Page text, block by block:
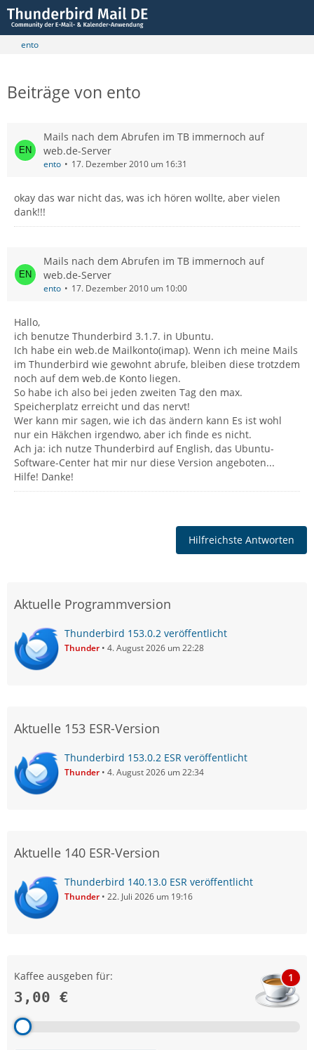
ento
Beiträge von ento
Mails nach dem Abrufen im TB immernoch auf
web.de-Server
ento 17. Dezember 2010 um 16:31
okay das war nicht das, was ich hören wollte, aber vielen
dank!!!
Mails nach dem Abrufen im TB immernoch auf
web.de-Server
ento 17. Dezember 2010 um 10:00
Hallo,
ich benutze Thunderbird 3.1.7. in Ubuntu.
Ich habe ein web.de Mailkonto(imap). Wenn ich meine Mails
im Thunderbird wie gewohnt abrufe, bleiben diese trotzdem
noch auf dem web.de Konto liegen.
So habe ich also bei jeden zweiten Tag den max.
Speicherplatz erreicht und das nervt!
Wer kann mir sagen, wie ich das ändern kann Es ist wohl
nur ein Häkchen irgendwo, aber ich finde es nicht.
Ach ja: ich nutze Thunderbird auf English, das Ubuntu-
Software-Center hat mir nur diese Version angeboten...
Hilfe! Danke!
Hilfreichste Antworten
Aktuelle Programmversion
Thunderbird 153.0.2 veröffentlicht
Thunder 4. August 2026 um 22:28
Aktuelle 153 ESR-Version
Thunderbird 153.0.2 ESR veröffentlicht
Thunder 4. August 2026 um 22:34
Aktuelle 140 ESR-Version
Thunderbird 140.13.0 ESR veröffentlicht
Thunder 22. Juli 2026 um 19:16
Kaffee ausgeben für:
3,00 €
1